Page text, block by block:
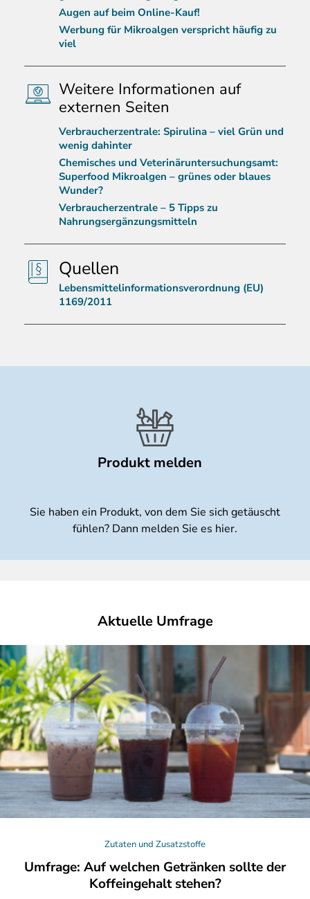
Augen auf beim Online-Kauf!
Werbung für Mikroalgen verspricht häufig zu
viel
Weitere Informationen auf
externen Seiten
Verbraucherzentrale: Spirulina – viel Grün und
wenig dahinter
Chemisches und Veterinäruntersuchungsamt:
Superfood Mikroalgen – grünes oder blaues
Wunder?
Verbraucherzentrale – 5 Tipps zu
Nahrungsergänzungsmitteln
Quellen
Lebensmittelinformationsverordnung (EU)
1169/2011
Produkt melden
Sie haben ein Produkt, von dem Sie sich getäuscht
fühlen? Dann melden Sie es hier.
Aktuelle Umfrage
Zutaten und Zusatzstoffe
Umfrage: Auf welchen Getränken sollte der
Koffeingehalt stehen?